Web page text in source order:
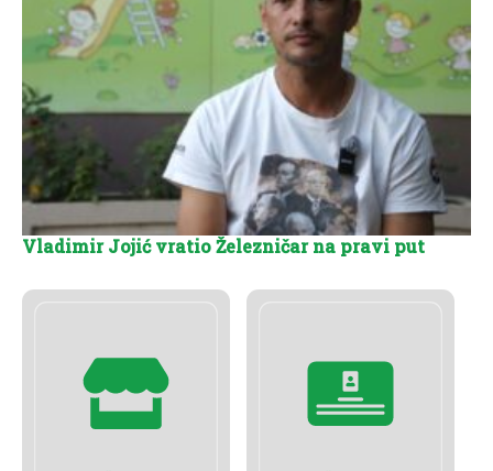
Vladimir Jojić vratio Železničar na pravi put